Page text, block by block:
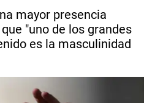
mayor presencia
"uno de los grandes
es la masculinidad